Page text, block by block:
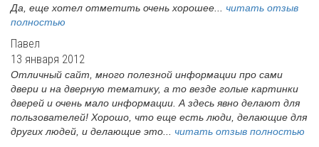
Да, еще хотел отметить очень хорошее... читать отзыв
полностью
Павел
13 января 2012
Отличный сайт, много полезной информации про сами
двери и на дверную тематику, а то везде голые картинки
дверей и очень мало информации. А здесь явно делают для
пользователей! Хорошо, что еще есть люди, делающие для
других людей, и делающие это... читать отзыв полностью